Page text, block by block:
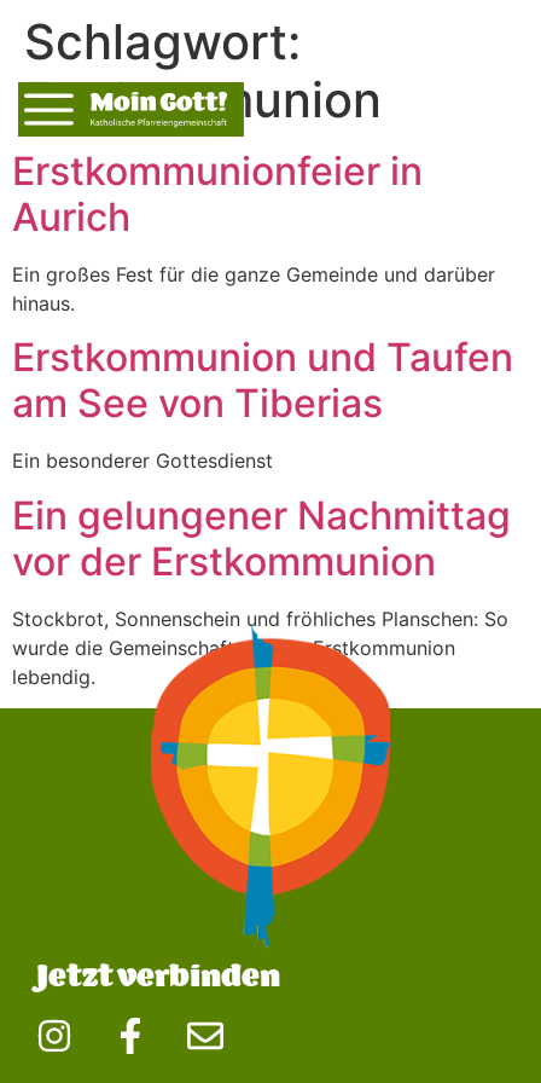
Schlagwort:
Erstkommunion
Erstkommunionfeier in
Aurich
Ein großes Fest für die ganze Gemeinde und darüber
hinaus.
Erstkommunion und Taufen
am See von Tiberias
Ein besonderer Gottesdienst
Ein gelungener Nachmittag
vor der Erstkommunion
Stockbrot, Sonnenschein und fröhliches Planschen: So
wurde die Gemeinschaft vor der Erstkommunion
lebendig.
Jetzt verbinden